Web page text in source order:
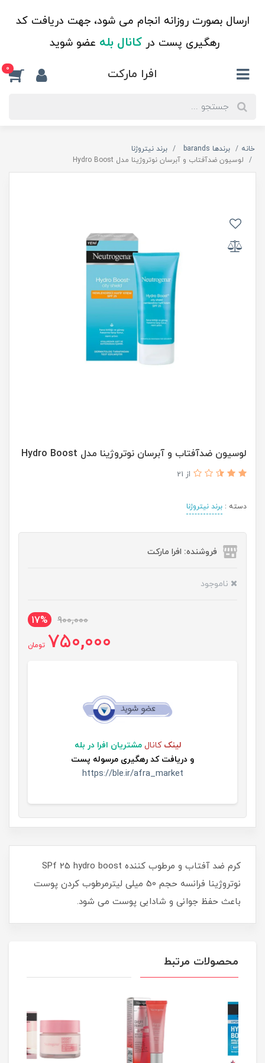
ارسال بصورت روزانه انجام می شود، جهت دریافت کد
رهگیری پست درکانال بله عضو شوید
افرا مارکت 0
خانه برندها barands
برند نیتروژنا
لوسیون ضدآفتاب و آبرسان نوتروژینا مدل Hydro Boost
لوسیون ضدآفتاب و آبرسان نوتروژینا مدل Hydro Boost
از 21
دسته : برند نیتروژنا
فروشنده: افرا مارکت
ناموجود
900,000
17%
750,000 تومان
لینک کانال مشتریان افرا در بله
و دریافت کد رهگیری مرسوله پست
https://ble.ir/afra_market
کرم ضد آفتاب و مرطوب کننده SPf 25 hydro boost
نوتروژینا فرانسه حجم 50 میلی لیترمرطوب کردن پوست
باعث حفظ جوانی و شادابی پوست می شود.
محصولات مرتبط